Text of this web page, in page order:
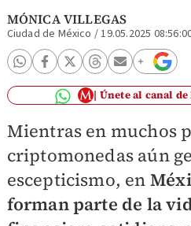
MÓNICA VILLEGAS
Ciudad de México /19.05.2025
Únete al canal
Mientras en muchos
criptomonedas aún
escepticismo, en
forman parte de la